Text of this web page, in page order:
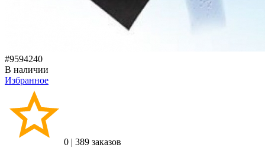
#9594240
В наличии
Избранное
0 | 389 заказов